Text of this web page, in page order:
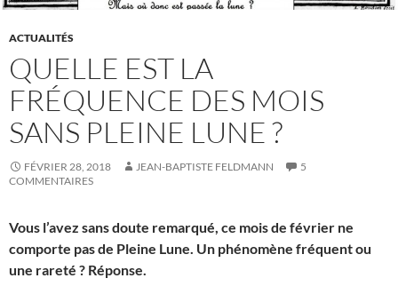
ACTUALITÉS
QUELLE EST LA
FRÉQUENCE DES MOIS
SANS PLEINE LUNE ?
FÉVRIER 28, 2018 JEAN-BAPTISTE FELDMANN
5
COMMENTAIRES
Vous l’avez sans doute remarqué, ce mois de février ne
comporte pas de Pleine Lune. Un phénomène fréquent ou
une rareté ? Réponse.